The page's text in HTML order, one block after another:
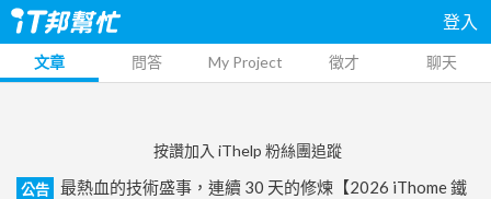
登入
文章 問答 My Project 徵才 聊天
按讚加入 iThelp 粉絲團追蹤
公告
最熱血的技術盛事，連續 30 天的修煉【2026 iThome 鐵